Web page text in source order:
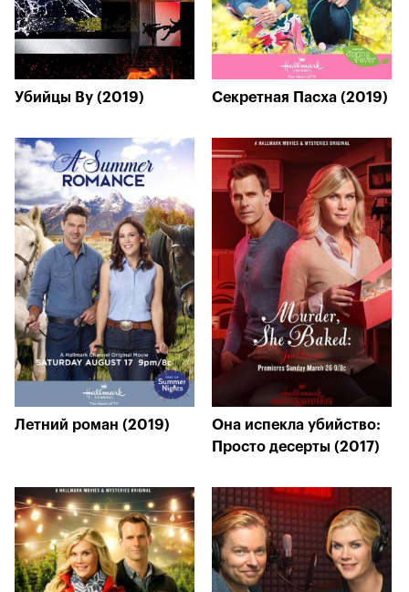
Убийцы Ву (2019) Секретная Пасха (2019)
Летний роман (2019)
Она испекла убийство:
Просто десерты (2017)